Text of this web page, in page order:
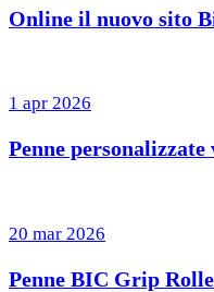
Online il nuovo sito
1 apr 2026
Penne
20 mar 2026
Penne BIC Grip